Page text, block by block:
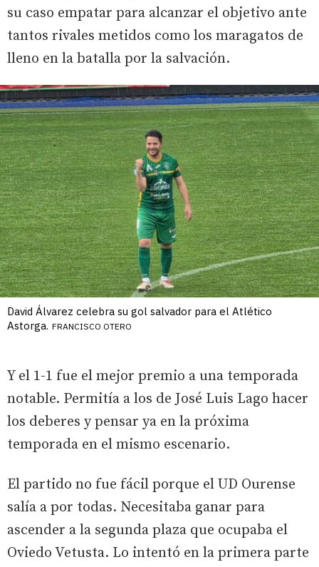
su caso empatar para alcanzar el objetivo ante
tantos rivales metidos como los maragatos de
lleno en la batalla por la salvación.
David Álvarez celebra su gol salvador para el Atlético
Astorga. FRANCISCO OTERO
Y el 1-1 fue el mejor premio a una temporada
notable. Permitía a los de José Luis Lago hacer
los deberes y pensar ya en la próxima
temporada en el mismo escenario.
El partido no fue fácil porque el UD Ourense
salía a por todas. Necesitaba ganar para
ascender a la segunda plaza que ocupaba el
Oviedo Vetusta. Lo intentó en la primera parte